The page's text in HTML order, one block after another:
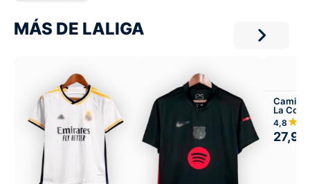
MÁS DE LALIGA
La
Local
4,8
27,99